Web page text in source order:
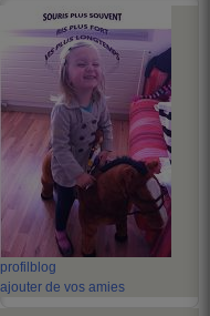
profil blog
ajouter de vos amies